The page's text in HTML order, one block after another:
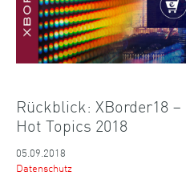
Rückblick: XBorder18
Hot Topics 2018
05.09.2018
Datenschutz